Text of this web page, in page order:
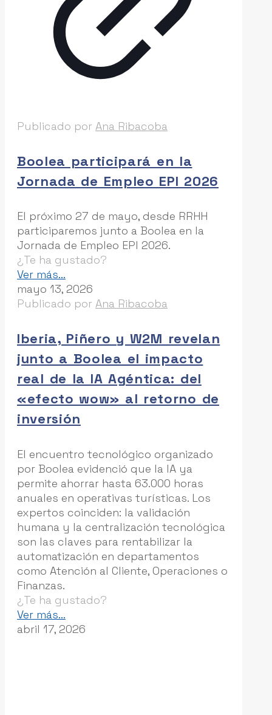
Publicado por Ana Ribacoba
Boolea participará en la
Jornada de Empleo EPI 2026
El próximo 27 de mayo, desde RRHH
participaremos junto a Boolea en la
Jornada de Empleo EPI 2026.
¿Te ha gustado?
Ver más...
Boolea
participará
la
Jornada
de
Empleo
EPI
2026
mayo 13, 2026
Publicado por Ana Ribacoba
Iberia, Piñero y W2M revelan
junto a Boolea el impacto
real de la IA Agéntica: del
«efecto wow» al retorno de
inversión
El encuentro tecnológico organizado
por Boolea evidenció que la IA ya
permite ahorrar hasta 63.000 horas
anuales en operativas turísticas. Los
expertos coinciden: la validación
humana y la centralización tecnológica
son las claves para rentabilizar la
automatización en departamentos
como Atención al Cliente, Operaciones o
Finanzas.
¿Te ha gustado?
Ver más...
Iberia,
abril 17, 2026